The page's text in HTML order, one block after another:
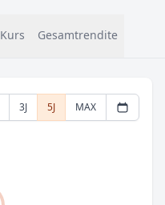
Kurs Gesamtrendite
3J 5J MAX